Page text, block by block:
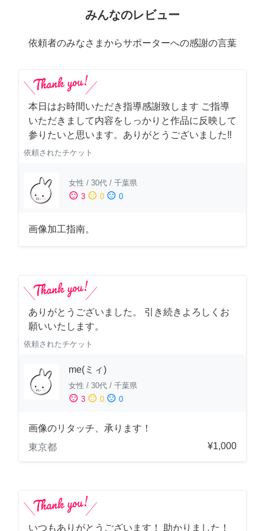
みんなのレビュー
依頼者のみなさまからサポーターへの感謝の言葉
本日はお時間いただき指導感謝致します ご指導
いただきまして内容をしっかりと作品に反映して
参りたいと思います。ありがとうございました‼️
依頼されたチケット
女性 / 30代 / 千葉県
sentiment_satisfied 3 sentiment_neutral 0 sentiment_dissatisfied 0
画像加工指南。
ありがとうございました。 引き続きよろしくお
願いいたします。
依頼されたチケット
me(ミィ)
女性 / 30代 / 千葉県
sentiment_satisfied 3 sentiment_neutral 0 sentiment_dissatisfied 0
画像のリタッチ、承ります！
東京都
¥1,000
いつもありがとうございます！ 助かりました！